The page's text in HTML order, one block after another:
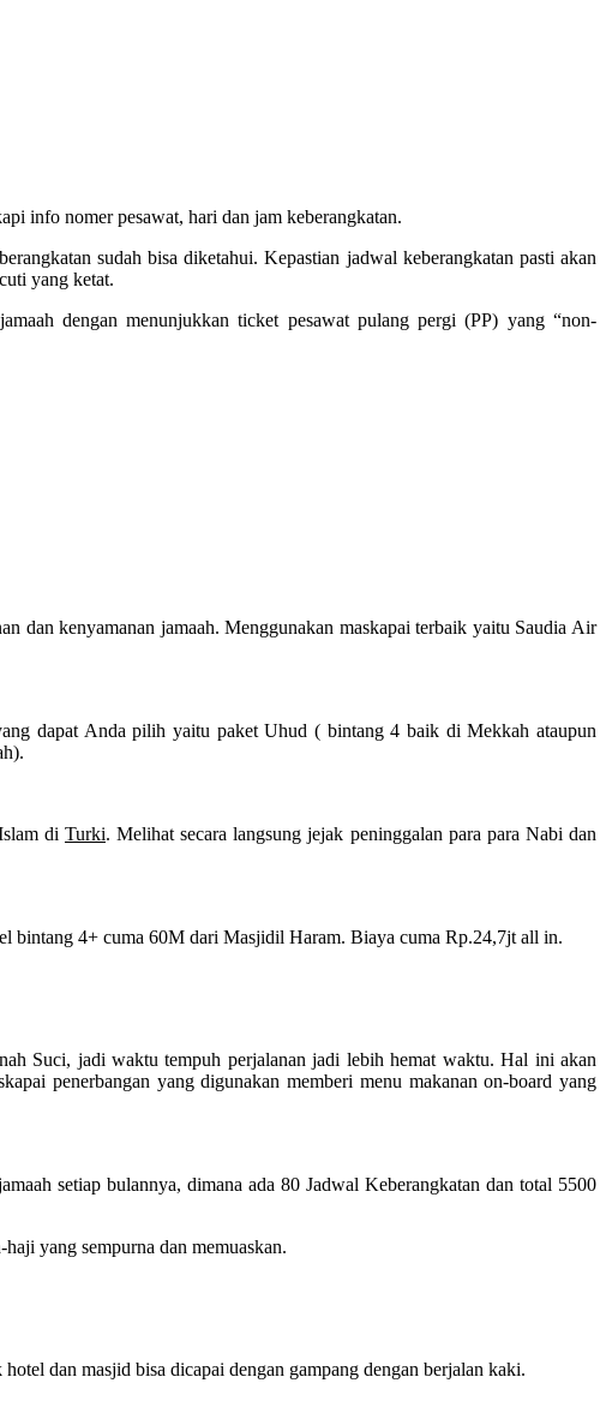
info nomer pesawat, hari dan jam keberangkatan.
sudah bisa diketahui. Kepastian jadwal keberangkatan pasti akan
yang ketat.
dengan menunjukkan ticket pesawat pulang pergi (PP) yang “non-
dan kenyamanan jamaah. Menggunakan maskapai terbaik yaitu Saudia Air
dapat Anda pilih yaitu paket Uhud ( bintang 4 baik di Mekkah ataupun
di Turki. Melihat secara langsung jejak peninggalan para para Nabi dan
bintang 4+ cuma 60M dari Masjidil Haram. Biaya cuma Rp.24,7jt all in.
Suci, jadi waktu tempuh perjalanan jadi lebih hemat waktu. Hal ini akan
penerbangan yang digunakan memberi menu makanan on-board yang
setiap bulannya, dimana ada 80 Jadwal Keberangkatan dan total 5500
yang sempurna dan memuaskan.
dan masjid bisa dicapai dengan gampang dengan berjalan kaki.